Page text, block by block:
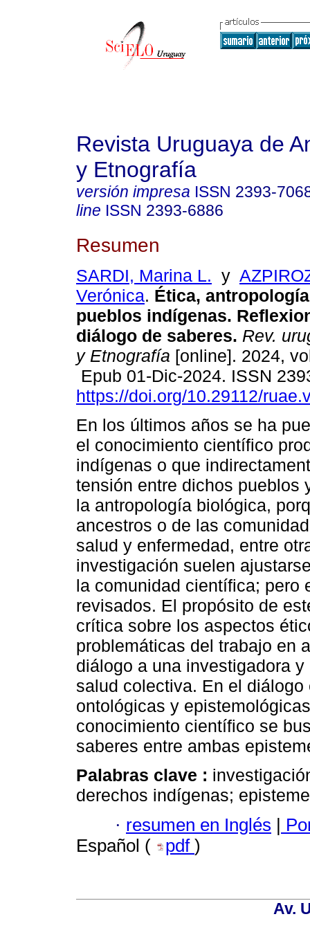
Revista Uruguaya de
y Etnografía
versión impresa ISSN 2393-
line ISSN 2393-6886
Resumen
SARDI, Marina L. y
Verónica. Ética,
pueblos indígenas.
diálogo de saberes. Rev.
y Etnografía [online]. 2024,
Epub 01-Dic-2024. ISSN
https://doi.org/10.29112/
En los últimos años se ha
el conocimiento científico
indígenas o que
tensión entre dichos pueblos
la antropología biológica,
ancestros o de las
salud y enfermedad, entre
investigación suelen
la comunidad científica; pero
revisados. El propósito de
crítica sobre los aspectos
problemáticas del trabajo en
diálogo a una investigadora
salud colectiva. En el
ontológicas y
conocimiento científico se
saberes entre ambas
Palabras clave :
derechos indígenas;
· resumen en Inglés |
Español (
pdf )
Av.